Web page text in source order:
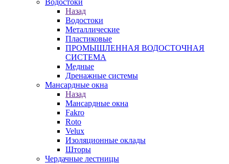
Водостоки
Назад
Водостоки
Металлические
Пластиковые
ПРОМЫШЛЕННАЯ ВОДОСТОЧНАЯ
СИСТЕМА
Медные
Дренажные системы
Мансардные окна
Назад
Мансардные окна
Fakro
Roto
Velux
Изоляционные оклады
Шторы
Чердачные лестницы